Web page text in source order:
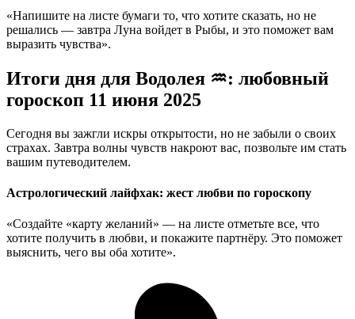
«Напишите на листе бумаги то, что хотите сказать, но не
решались — завтра Луна войдет в Рыбы, и это поможет вам
выразить чувства».
Итоги дня для Водолея ♒: любовный
гороскоп 11 июня 2025
Сегодня вы зажгли искры открытости, но не забыли о своих
страхах. Завтра волны чувств накроют вас, позвольте им стать
вашим путеводителем.
Астрологический лайфхак: жест любви по гороскопу
«Создайте «карту желаний» — на листе отметьте все, что
хотите получить в любви, и покажите партнёру. Это поможет
выяснить, чего вы оба хотите».